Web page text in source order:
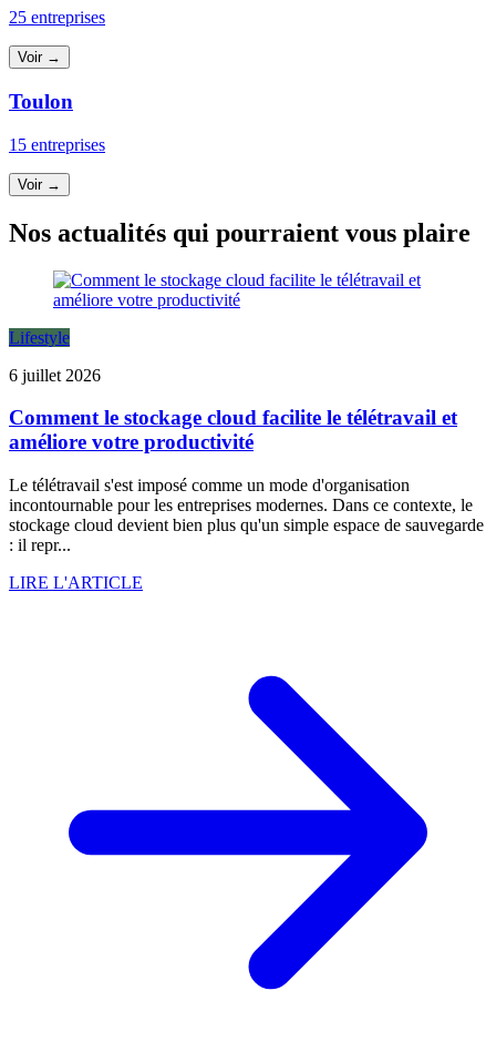
25 entreprises
Voir →
Toulon
15 entreprises
Voir →
Nos actualités qui pourraient vous plaire
Lifestyle
6 juillet 2026
Comment le stockage cloud facilite le télétravail et
améliore votre productivité
Le télétravail s'est imposé comme un mode d'organisation
incontournable pour les entreprises modernes. Dans ce contexte, le
stockage cloud devient bien plus qu'un simple espace de sauvegarde
: il repr...
LIRE L'ARTICLE